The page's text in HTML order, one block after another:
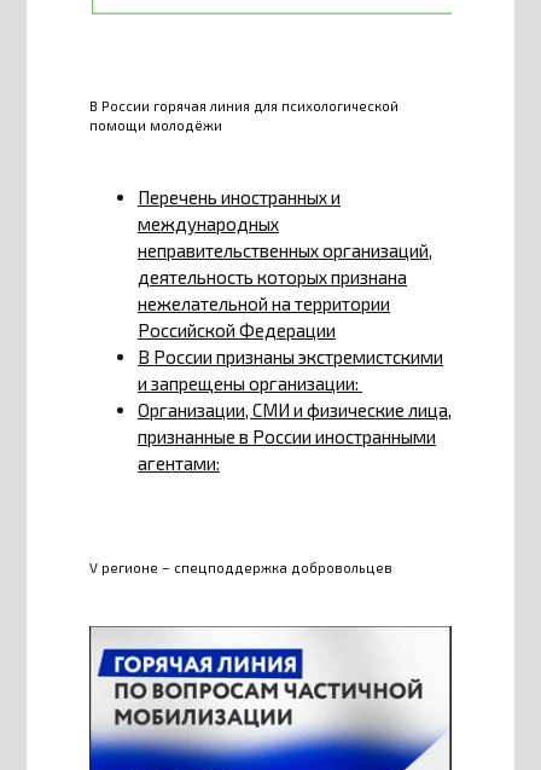
В России горячая линия для психологической
помощи молодёжи
Перечень иностранных и
международных
неправительственных организаций,
деятельность которых признана
нежелательной на территории
Российской Федерации
В России признаны экстремистскими
и запрещены организации:
Организации, СМИ и физические лица,
признанные в России иностранными
агентами:
V регионе – спецподдержка добровольцев